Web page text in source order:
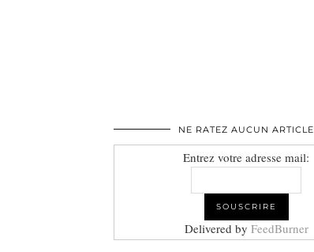
NE RATEZ AUCUN ARTICLE
Entrez votre adresse mail:
Delivered by FeedBurner